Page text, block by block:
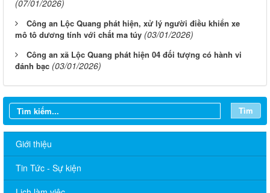
(07/01/2026)
Công an Lộc Quang phát hiện, xử lý người điều khiển xe
mô tô dương tính với chất ma túy (03/01/2026)
Công an xã Lộc Quang phát hiện 04 đối tượng có hành vi
đánh bạc (03/01/2026)
Tìm
Giới thiệu
Tin Tức - Sự kiện